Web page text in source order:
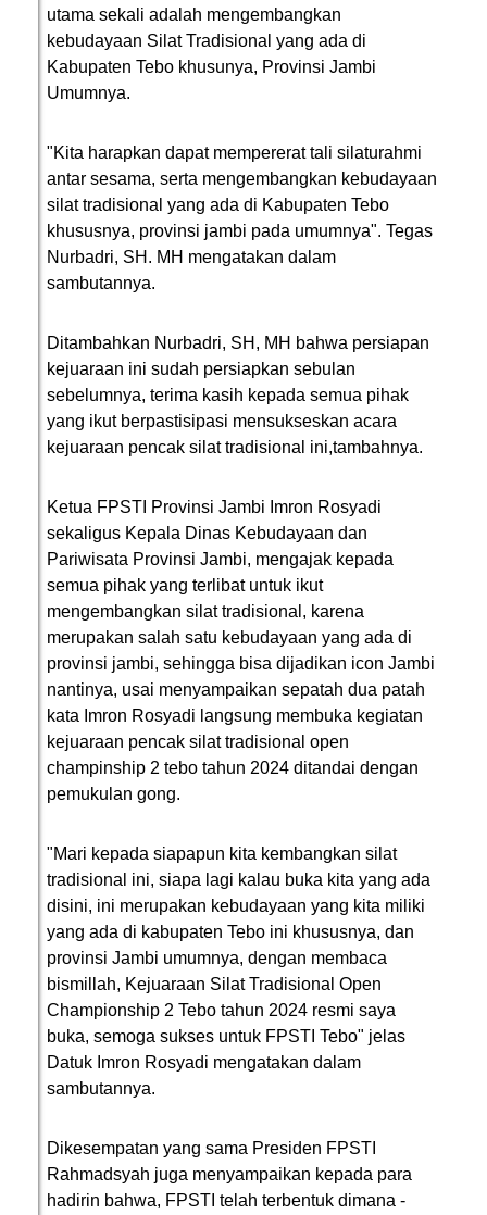
utama sekali adalah mengembangkan
kebudayaan Silat Tradisional yang ada di
Kabupaten Tebo khusunya, Provinsi Jambi
Umumnya.
"Kita harapkan dapat mempererat tali silaturahmi
antar sesama, serta mengembangkan kebudayaan
silat tradisional yang ada di Kabupaten Tebo
khususnya, provinsi jambi pada umumnya". Tegas
Nurbadri, SH. MH mengatakan dalam
sambutannya.
Ditambahkan Nurbadri, SH, MH bahwa persiapan
kejuaraan ini sudah persiapkan sebulan
sebelumnya, terima kasih kepada semua pihak
yang ikut berpastisipasi mensukseskan acara
kejuaraan pencak silat tradisional ini,tambahnya.
Ketua FPSTI Provinsi Jambi Imron Rosyadi
sekaligus Kepala Dinas Kebudayaan dan
Pariwisata Provinsi Jambi, mengajak kepada
semua pihak yang terlibat untuk ikut
mengembangkan silat tradisional, karena
merupakan salah satu kebudayaan yang ada di
provinsi jambi, sehingga bisa dijadikan icon Jambi
nantinya, usai menyampaikan sepatah dua patah
kata Imron Rosyadi langsung membuka kegiatan
kejuaraan pencak silat tradisional open
champinship 2 tebo tahun 2024 ditandai dengan
pemukulan gong.
"Mari kepada siapapun kita kembangkan silat
tradisional ini, siapa lagi kalau buka kita yang ada
disini, ini merupakan kebudayaan yang kita miliki
yang ada di kabupaten Tebo ini khususnya, dan
provinsi Jambi umumnya, dengan membaca
bismillah, Kejuaraan Silat Tradisional Open
Championship 2 Tebo tahun 2024 resmi saya
buka, semoga sukses untuk FPSTI Tebo" jelas
Datuk Imron Rosyadi mengatakan dalam
sambutannya.
Dikesempatan yang sama Presiden FPSTI
Rahmadsyah juga menyampaikan kepada para
hadirin bahwa, FPSTI telah terbentuk dimana -